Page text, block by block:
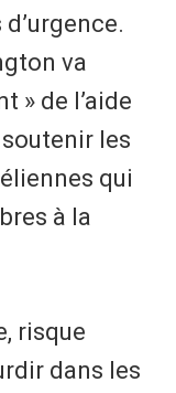
va
» de l’aide
les
qui
à la
risque
dans les